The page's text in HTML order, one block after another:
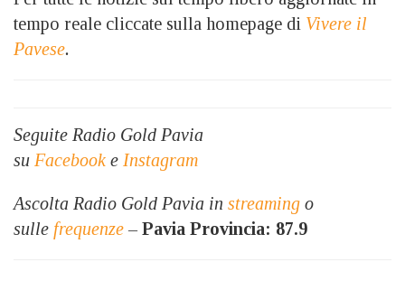
tempo reale cliccate sulla homepage di Vivere il
Pavese.
Seguite Radio Gold Pavia
su Facebook e Instagram
Ascolta Radio Gold Pavia in streaming o
sulle frequenze– Pavia Provincia: 87.9